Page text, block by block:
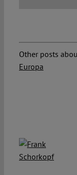
Other posts
Europa